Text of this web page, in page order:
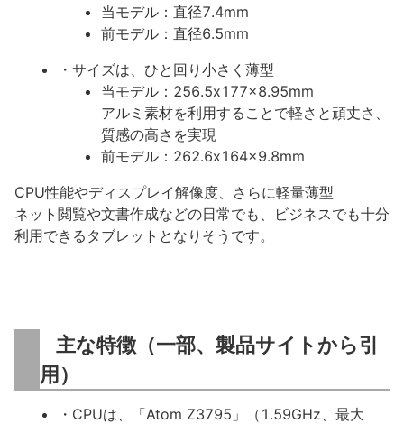
当モデル：直径7.4mm
前モデル：直径6.5mm
・サイズは、ひと回り小さく薄型
当モデル：256.5x177x8.95mm
アルミ素材を利用することで軽さと頑丈さ、
質感の高さを実現
前モデル：262.6x164x9.8mm
CPU性能やディスプレイ解像度、さらに軽量薄型
ネット閲覧や文書作成などの日常でも、ビジネスでも十分
利用できるタブレットとなりそうです。
主な特徴（一部、製品サイトから引
用）
・CPUは、「Atom Z3795」（1.59GHz、最大